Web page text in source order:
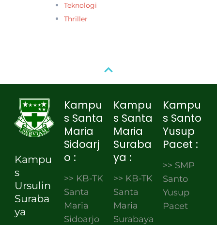
Teknologi
Thriller
Kampu
s
Ursulin
Suraba
ya
Kampu
s Santa
Maria
Sidoarj
o :
>> KB-TK
Santa
Maria
Sidoarjo
Kampu
s Santa
Maria
Suraba
ya :
>> KB-TK
Santa
Maria
Surabaya
Kampu
s Santo
Yusup
Pacet :
>> SMP
Santo
Yusup
Pacet